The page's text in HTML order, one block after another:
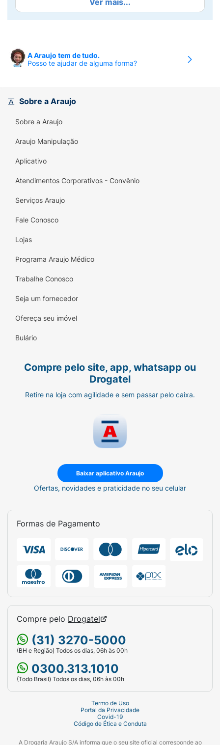
meses) Bico anatômico em silicone: Com
formato mais fino na base, desenvolvido para
bebê.
livre de assaduras na região labial. Segurança
e qualidade: O bico de silicone Kuka é macio
e textura suave, atóxico, antialérgico,
fervura.
Livre de BPA
Composição: PP e Silicone
Certificação: CE-PUR/IQB 00108 | NBR 10.334
– OCP 0006
Ver mais...
A Araujo tem de tudo.
Posso te ajudar de alguma forma?
Sobre a Araujo
Sobre a Araujo
Araujo Manipulação
Aplicativo
Atendimentos Corporativos - Convênio
Serviços Araujo
Fale Conosco
Lojas
Programa Araujo Médico
Trabalhe Conosco
Seja um fornecedor
Ofereça seu imóvel
Bulário
Compre pelo site, app, whatsapp ou
Drogatel
Retire na loja com agilidade e sem passar pelo caixa.
Baixar aplicativo Araujo
Ofertas, novidades e praticidade no seu celular
Formas de Pagamento
Compre pelo Drogatel
(31) 3270-5000
(BH e Região) Todos os dias, 06h às 00h
0300.313.1010
(Todo Brasil) Todos os dias, 06h às 00h
Termo de Uso
Portal da Privacidade
Covid-19
Código de Ética e Conduta
A Drogaria Araujo S/A informa que o seu site oficial corresponde ao